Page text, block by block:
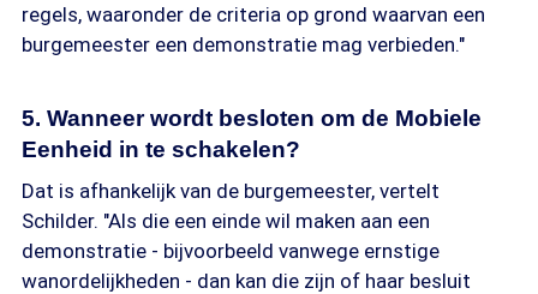
regels, waaronder de criteria op grond waarvan een
burgemeester een demonstratie mag verbieden."
5. Wanneer wordt besloten om de Mobiele
Eenheid in te schakelen?
Dat is afhankelijk van de burgemeester, vertelt
Schilder. "Als die een einde wil maken aan een
demonstratie - bijvoorbeeld vanwege ernstige
wanordelijkheden - dan kan die zijn of haar besluit